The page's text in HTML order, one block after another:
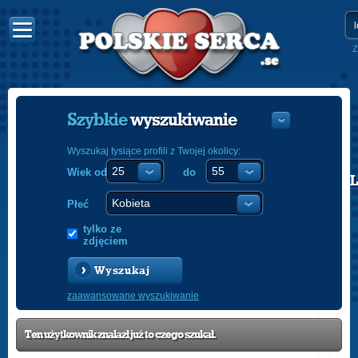
POLISH
Szybkiewyszukiwanie
Wyszukaj tysiące profili z Twojej okolicy:
Wiek od do
Płeć
tylko ze
zdjęciem
Wyszukaj
zaawansowane wyszukiwanie
Ten użytkownik znalazł już to czego szukał.